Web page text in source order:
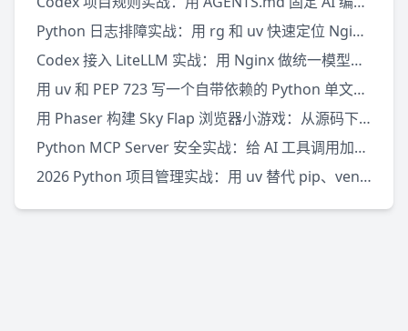
Python 日志排障实战：用 rg 和 uv 快速定位 Nginx 5xx 错误
Codex 接入 LiteLLM 实战：用 Nginx 做统一模型入口
用 uv 和 PEP 723 写一个自带依赖的 Python 单文件脚本
用 Phaser 构建 Sky Flap 浏览器小游戏：从源码下载到本地运行
Python MCP Server 安全实战：给 AI 工具调用加边界
2026 Python 项目管理实战：用 uv 替代 pip、venv 和 pipx